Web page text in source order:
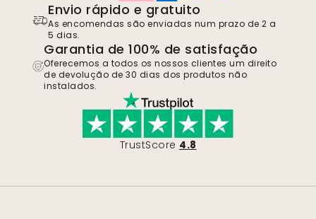
Envio rápido e gratuito
As encomendas são enviadas num prazo de 2 a
5 dias.
Garantia de 100% de satisfação
Oferecemos a todos os nossos clientes um direito
de devolução de 30 dias dos produtos não
instalados.
TrustScore 4.8